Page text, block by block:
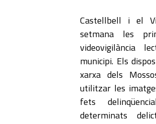
Castellbell i el
setmana les
videovigilància
municipi. Els
xarxa dels
utilitzar les
fets
determinats